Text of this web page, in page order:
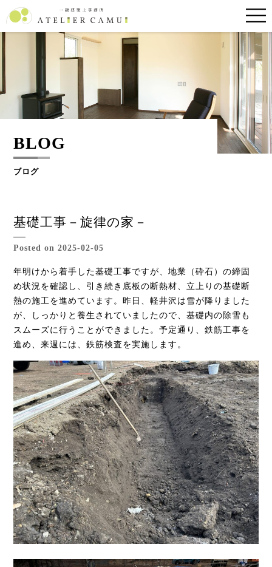
BLOG
ブログ
基礎工事－旋律の家－
Posted on 2025-02-05
年明けから着手した基礎工事ですが、地業（砕石）の締固
め状況を確認し、引き続き底板の断熱材、立上りの基礎断
熱の施工を進めています。昨日、軽井沢は雪が降りました
が、しっかりと養生されていましたので、基礎内の除雪も
スムーズに行うことができました。予定通り、鉄筋工事を
進め、来週には、鉄筋検査を実施します。